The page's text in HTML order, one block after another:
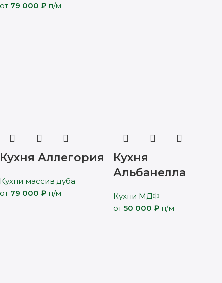
от 79 000 ₽ п/м
Кухня Аллегория
Кухни массив дуба
от 79 000 ₽ п/м
Кухня
Альбанелла
Кухни МДФ
от 50 000 ₽ п/м